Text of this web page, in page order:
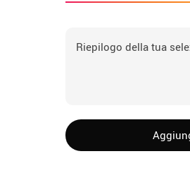
Riepilogo della tua